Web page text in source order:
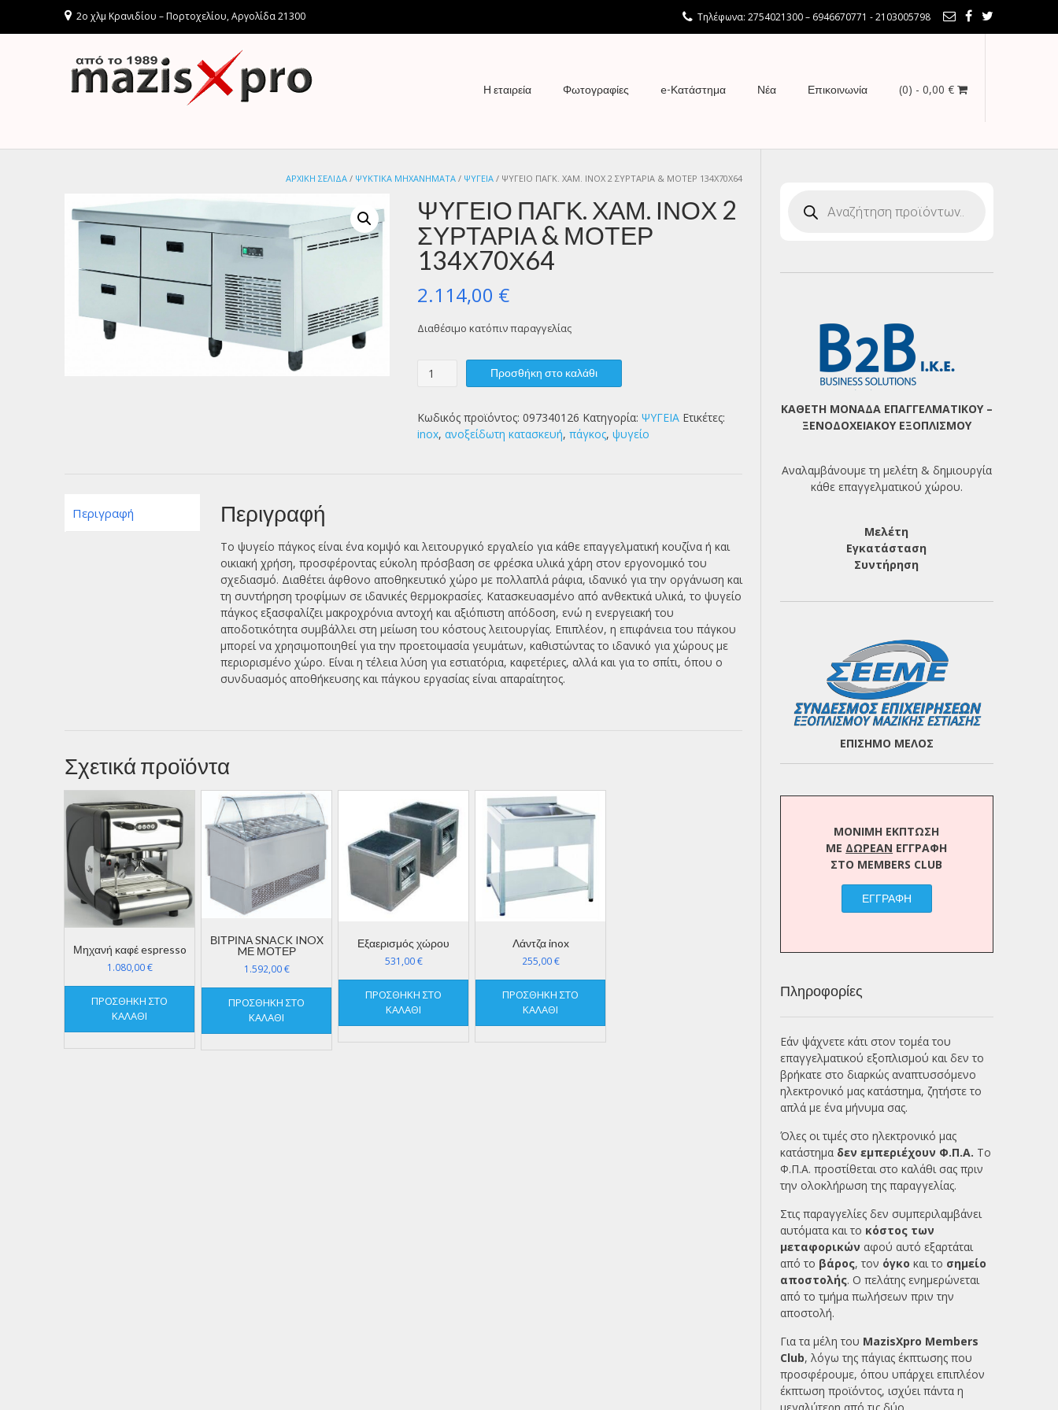
2ο χλμ Κρανιδίου – Πορτοχελίου, Αργολίδα 21300 Τηλέφωνα: 2754021300 – 6946670771 - 2103005798
(0) - 0,00 €
Η εταιρεία Φωτογραφίες e-Κατάστημα Νέα Επικοινωνία
ΑΡΧΙΚΉ ΣΕΛΊΔΑ / ΨΥΚΤΙΚΑ ΜΗΧΑΝΗΜΑΤΑ / ΨΥΓΕΙΑ / ΨΥΓΕΙΟ ΠΑΓΚ. ΧΑΜ. ΙΝΟΧ 2 ΣΥΡΤΑΡΙΑ & ΜΟΤΕΡ 134Χ70Χ64
ΨΥΓΕΙΟ ΠΑΓΚ. ΧΑΜ. ΙΝΟΧ 2
ΣΥΡΤΑΡΙΑ & ΜΟΤΕΡ
134Χ70Χ64
2.114,00 €
Διαθέσιμο κατόπιν παραγγελίας
ΨΥΓΕΙΟ
ΙΝΟΧ
2
Προσθήκη στο καλάθι
Κωδικός προϊόντος: 097340126 Κατηγορία: ΨΥΓΕΙΑ Ετικέτες:
inox, ανοξείδωτη κατασκευή, πάγκος, ψυγείο
Περιγραφή Περιγραφή
Το ψυγείο πάγκος είναι ένα κομψό και λειτουργικό εργαλείο για κάθε επαγγελματική κουζίνα ή και
οικιακή χρήση, προσφέροντας εύκολη πρόσβαση σε φρέσκα υλικά χάρη στον εργονομικό του
σχεδιασμό. Διαθέτει άφθονο αποθηκευτικό χώρο με πολλαπλά ράφια, ιδανικό για την οργάνωση και
τη συντήρηση τροφίμων σε ιδανικές θερμοκρασίες. Κατασκευασμένο από ανθεκτικά υλικά, το ψυγείο
πάγκος εξασφαλίζει μακροχρόνια αντοχή και αξιόπιστη απόδοση, ενώ η ενεργειακή του
αποδοτικότητα συμβάλλει στη μείωση του κόστους λειτουργίας. Επιπλέον, η επιφάνεια του πάγκου
μπορεί να χρησιμοποιηθεί για την προετοιμασία γευμάτων, καθιστώντας το ιδανικό για χώρους με
περιορισμένο χώρο. Είναι η τέλεια λύση για εστιατόρια, καφετέριες, αλλά και για το σπίτι, όπου ο
συνδυασμός αποθήκευσης και πάγκου εργασίας είναι απαραίτητος.
Σχετικά προϊόντα
Μηχανή καφέ espresso
1.080,00€
ΠΡΟΣΘΉΚΗ ΣΤΟ
ΚΑΛΆΘΙ
ΒΙΤΡΙΝΑ SNACK INOX
MΕ ΜΟΤΕΡ
1.592,00€
ΠΡΟΣΘΉΚΗ ΣΤΟ
ΚΑΛΆΘΙ
Εξαερισμός χώρου
531,00€
ΠΡΟΣΘΉΚΗ ΣΤΟ
ΚΑΛΆΘΙ
Λάντζα inox
255,00€
ΠΡΟΣΘΉΚΗ ΣΤΟ
ΚΑΛΆΘΙ
search
ΚΑΘΕΤΗ ΜΟΝΑΔΑ ΕΠΑΓΓΕΛΜΑΤΙΚΟΥ –
ΞΕΝΟΔΟΧΕΙΑΚΟΥ ΕΞΟΠΛΙΣΜΟΥ
Αναλαμβάνουμε τη μελέτη & δημιουργία
κάθε επαγγελματικού χώρου.
Μελέτη
Εγκατάσταση
Συντήρηση
ΕΠΙΣΗΜΟ ΜΕΛΟΣ
ΜΟΝΙΜΗ ΕΚΠΤΩΣΗ
ΜΕ ΔΩΡΕΑΝ ΕΓΓΡΑΦΗ
ΣΤΟ MEMBERS CLUB
ΕΓΓΡΑΦΗ
Πληροφορίες
Εάν ψάχνετε κάτι στον τομέα του
επαγγελματικού εξοπλισμού και δεν το
βρήκατε στο διαρκώς αναπτυσσόμενο
ηλεκτρονικό μας κατάστημα, ζητήστε το
απλά με ένα μήνυμα σας.
Όλες οι τιμές στο ηλεκτρονικό μας
κατάστημα δεν εμπεριέχουν Φ.Π.Α. Το
Φ.Π.Α. προστίθεται στο καλάθι σας πριν
την ολοκλήρωση της παραγγελίας.
Στις παραγγελίες δεν συμπεριλαμβάνει
αυτόματα και το κόστος των
μεταφορικών αφού αυτό εξαρτάται
από το βάρος, τον όγκο και το σημείο
αποστολής. Ο πελάτης ενημερώνεται
από το τμήμα πωλήσεων πριν την
αποστολή.
Για τα μέλη του MazisXpro Members
Club, λόγω της πάγιας έκπτωσης που
προσφέρουμε, όπου υπάρχει επιπλέον
έκπτωση προϊόντος, ισχύει πάντα η